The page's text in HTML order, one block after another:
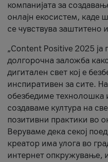
компанијата за
онлајн екосистем, каде
се чувствува
„Content Positive 2025 ја
долгорочна заложба
дигитален свет кој е
инспиративен за сите.
обезбедиме технолошка
создаваме култура на
позитивни практики во
Веруваме дека секој
креатор има улога во
интернет опкружување,